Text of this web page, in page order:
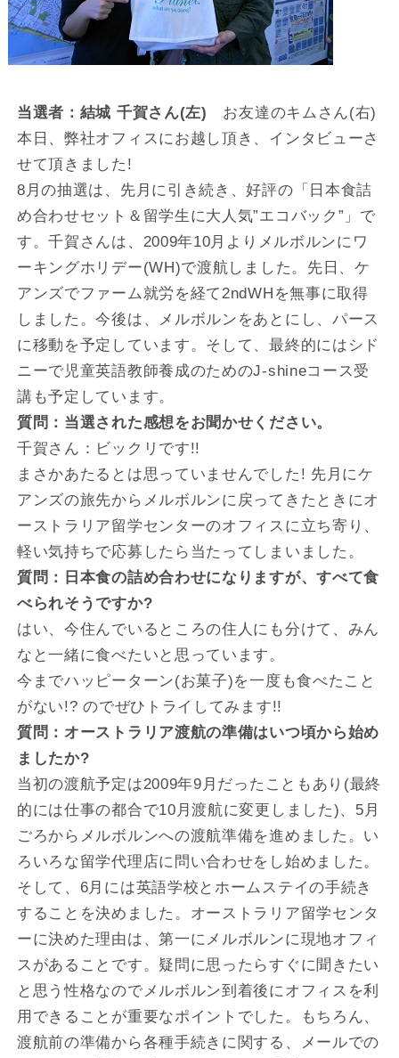
当選者：結城 千賀さん(左) お友達のキムさん(右)
本日、弊社オフィスにお越し頂き、インタビューさ
せて頂きました!
8月の抽選は、先月に引き続き、好評の「日本食詰
め合わせセット＆留学生に大人気”エコバック”」で
す。千賀さんは、2009年10月よりメルボルンにワ
ーキングホリデー(WH)で渡航しました。先日、ケ
アンズでファーム就労を経て2ndWHを無事に取得
しました。今後は、メルボルンをあとにし、パース
に移動を予定しています。そして、最終的にはシド
ニーで児童英語教師養成のためのJ-shineコース受
講も予定しています。
質問：当選された感想をお聞かせください。
千賀さん：ビックリです!!
まさかあたるとは思っていませんでした! 先月にケ
アンズの旅先からメルボルンに戻ってきたときにオ
ーストラリア留学センターのオフィスに立ち寄り、
軽い気持ちで応募したら当たってしまいました。
質問：日本食の詰め合わせになりますが、すべて食
べられそうですか?
はい、今住んでいるところの住人にも分けて、みん
なと一緒に食べたいと思っています。
今までハッピーターン(お菓子)を一度も食べたこと
がない!? のでぜひトライしてみます!!
質問：オーストラリア渡航の準備はいつ頃から始め
ましたか?
当初の渡航予定は2009年9月だったこともあり(最終
的には仕事の都合で10月渡航に変更しました)、5月
ごろからメルボルンへの渡航準備を進めました。い
ろいろな留学代理店に問い合わせをし始めました。
そして、6月には英語学校とホームステイの手続き
することを決めました。オーストラリア留学センタ
ーに決めた理由は、第一にメルボルンに現地オフィ
スがあることです。疑問に思ったらすぐに聞きたい
と思う性格なのでメルボルン到着後にオフィスを利
用できることが重要なポイントでした。もちろん、
渡航前の準備から各種手続きに関する、メールでの